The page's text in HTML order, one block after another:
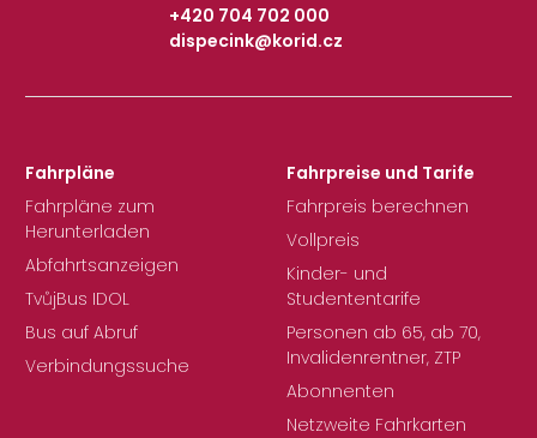
+420 704 702 000
|
dispecink@korid.cz
Fahrpläne
Fahrpläne zum
Herunterladen
Abfahrtsanzeigen
TvůjBus IDOL
Bus auf Abruf
Verbindungssuche
Fahrpreise und Tarife
Fahrpreis berechnen
Vollpreis
Kinder- und
Studententarife
Personen ab 65, ab 70,
Invalidenrentner, ZTP
Abonnenten
Netzweite Fahrkarten